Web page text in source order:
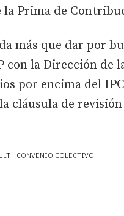
CONVENIO COLECTIVO
la Prima de
más que dar por
con la Dirección
por encima del
cláusula de